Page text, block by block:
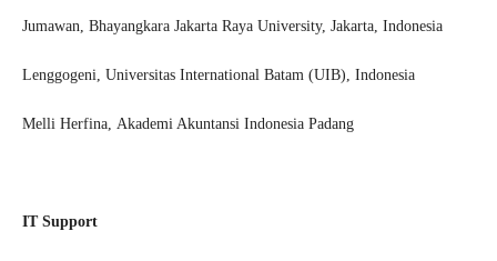
Jumawan, Bhayangkara Jakarta Raya University, Jakarta, Indonesia
Lenggogeni, Universitas International Batam (UIB), Indonesia
Melli Herfina, Akademi Akuntansi Indonesia Padang
IT Support